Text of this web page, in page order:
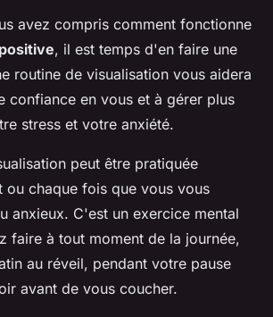
avez compris comment fonctionne
, il est temps d'en faire une
routine de visualisation vous aidera
confiance en vous et à gérer plus
stress et votre anxiété.
peut être pratiquée
ou chaque fois que vous vous
anxieux. C'est un exercice mental
faire à tout moment de la journée,
au réveil, pendant votre pause
avant de vous coucher.